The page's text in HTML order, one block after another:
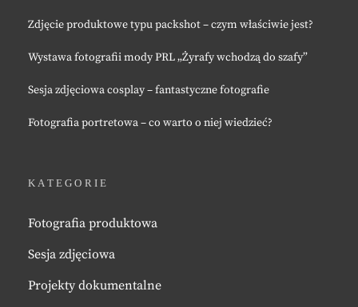
Zdjęcie produktowe typu packshot – czym właściwie jest?
Wystawa fotografii mody PRL „Żyrafy wchodzą do szafy”
Sesja zdjęciowa cosplay – fantastyczne fotografie
Fotografia portretowa – co warto o niej wiedzieć?
KATEGORIE
Fotografia produktowa
Sesja zdjęciowa
Projekty dokumentalne